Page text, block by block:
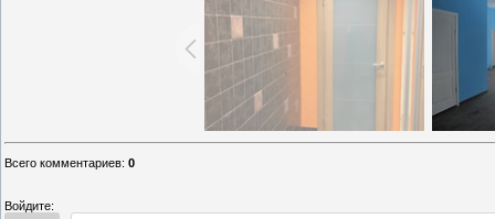
Всего комментариев: 0
Войдите: